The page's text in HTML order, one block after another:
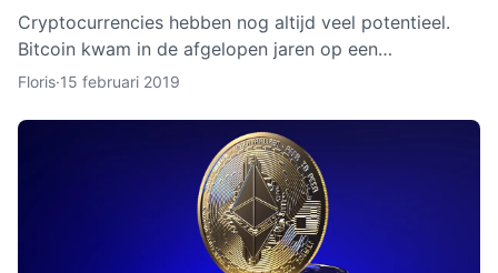
Cryptocurrencies hebben nog altijd veel potentieel.
Bitcoin kwam in de afgelopen jaren op een
hoogtepunt te staan en Ethereum volgde in rap
Floris·15 februari 2019